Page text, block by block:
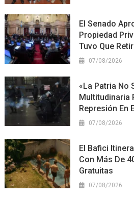
El Senado
Propiedad
Tuvo Que
07/08/2026
«La Patria No
Multitudinaria
Represión En
07/08/2026
El Bafici
Con Más De
Gratuitas
07/08/2026